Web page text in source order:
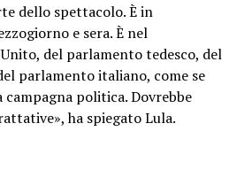
dello spettacolo. È in
e sera. È nel
del parlamento tedesco, del
parlamento italiano, come se
campagna politica. Dovrebbe
ha spiegato Lula.